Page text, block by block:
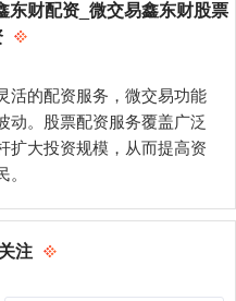
东财配资_微交易鑫东财股票
活的配资服务，微交易功能
动。股票配资服务覆盖广泛
扩大投资规模，从而提高资
注